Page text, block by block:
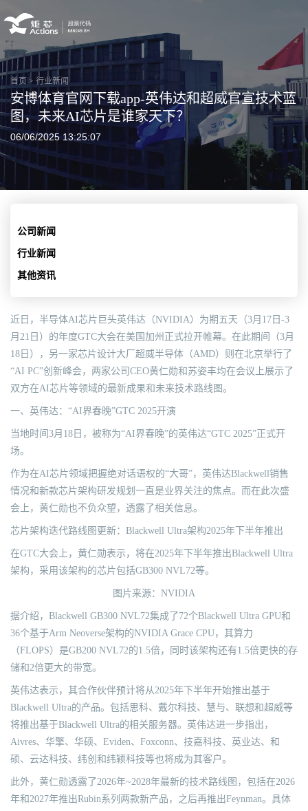
首页 > 行业新闻
安博体育官网下载app-英伟达和超威官宣技术蓝
图，未来AI芯片是谁家天下？
06/06/2025 13:25:07
公司新闻
行业新闻
其他资讯
近日，半导体AI芯片巨头英伟达（NVIDIA）为期五天（3月17日-3
月21日）的年度GTC大会在美国加州正式拉开帷幕。在此期间（3月
18日），另一家芯片设计大厂超威半导体（AMD）则在北京举行了
“AI PC”创新峰会，两家公司CEO黄仁勋和苏姿丰均在会议上展示了
双方在AI芯片等领域的最新成果和未来技术路线图。
一、英伟达：“AI界春晚”GTC 2025开演
当地时间3月18日，被称为“AI界春晚”的英伟达“GTC 2025”正式开
场。
作为在AI芯片领域把握绝对话语权的“大哥”，英伟达Blackwell销售
情况和新款芯片架构研发规划一直是业界关注的焦点。而在此次盛
会上，黄仁勋也不负众望，透露了相关信息。
芯片架构迭代路线图更新：Blackwell Ultra架构2025年下半年推出
在GTC大会上，黄仁勋表示，将在2025年下半年推出Blackwell Ultra
架构，采用该架构的芯片包括GB300 NVL72等。
图片来源：NVIDIA
据介绍，Blackwell GB300 NVL72集成了72个Blackwell Ultra GPU和
36个基于Arm Neoverse架构的NVIDIA Grace CPU，其算力
（FLOPS）是GB200 NVL72的1.5倍，同时该架构还有1.5倍更快的存
储和2倍更大的带宽。
英伟达表示，其合作伙伴预计将从2025年下半年开始推出基于
Blackwell Ultra的产品。包括思科、戴尔科技、慧与、联想和超威等
将推出基于Blackwell Ultra的相关服务器。英伟达进一步指出，
Aivres、华擎、华硕、Eviden、Foxconn、技嘉科技、英业达、和
硕、云达科技、纬创和纬颖科技等也将成为其客户。
此外，黄仁勋透露了2026年~2028年最新的技术路线图，包括在2026
年和2027年推出Rubin系列两款新产品，之后再推出Feynman。具体